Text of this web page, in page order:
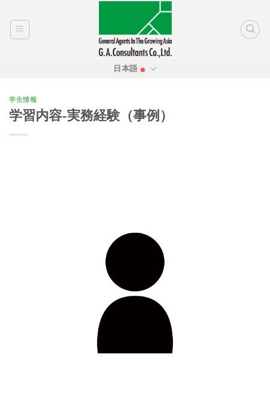
content
日本語
学生情報
学習内容-実務経験（事例）